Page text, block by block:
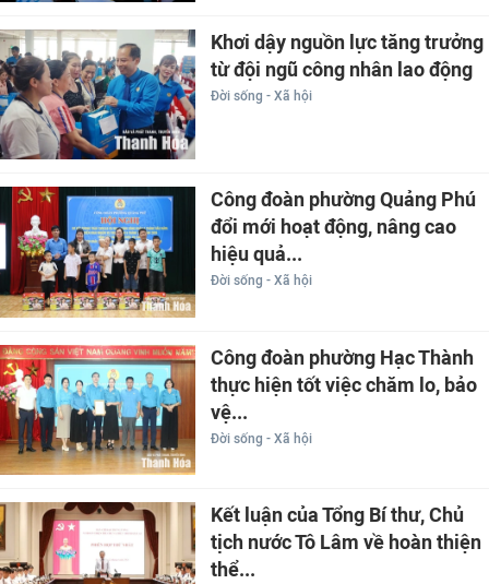
Khơi dậy nguồn lực tăng trưởng
từ đội ngũ công nhân lao động
Đời sống - Xã hội
Công đoàn phường Quảng Phú
đổi mới hoạt động, nâng cao
hiệu quả...
Đời sống - Xã hội
Công đoàn phường Hạc Thành
thực hiện tốt việc chăm lo, bảo
vệ...
Đời sống - Xã hội
Kết luận của Tổng Bí thư, Chủ
tịch nước Tô Lâm về hoàn thiện
thể...